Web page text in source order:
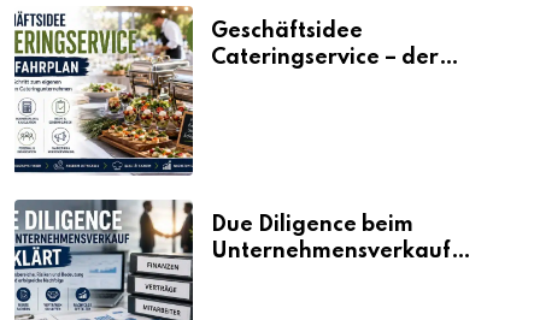
Geschäftsidee
Cateringservice – der
Due Diligence beim
Unternehmensverkauf